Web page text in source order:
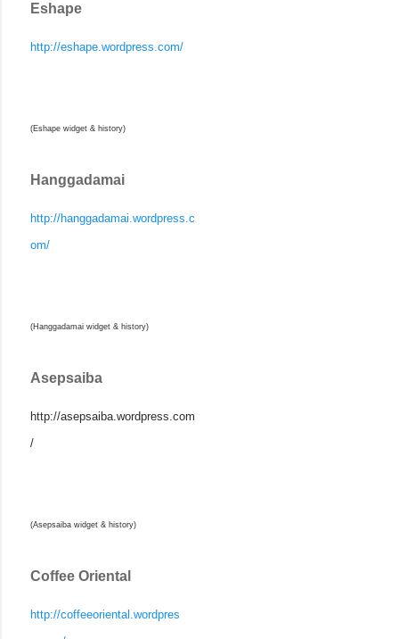
Eshape
http://eshape.wordpress.com/
(Eshape widget & history)
Hanggadamai
http://hanggadamai.wordpress.c
om/
(Hanggadamai widget & history)
Asepsaiba
http://asepsaiba.wordpress.com
/
(Asepsaiba widget & history)
Coffee Oriental
http://coffeeoriental.wordpres